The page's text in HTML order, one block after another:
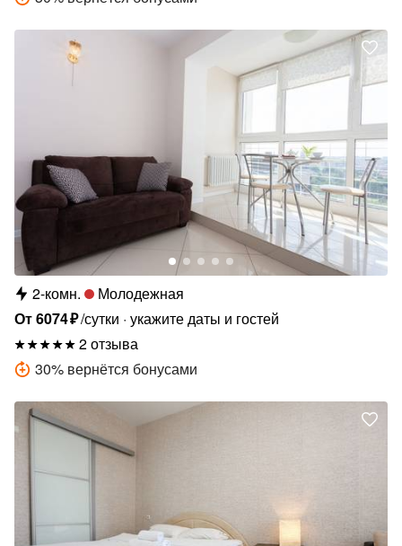
2-комн.
Молодежная
От6074₽/сутки укажите даты и гостей
2 отзыва
30% вернётся бонусами